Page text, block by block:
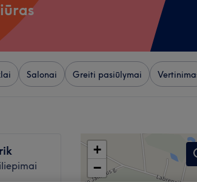
Salonai Greiti pasiūlymai
+
−